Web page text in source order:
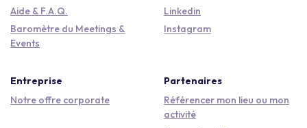
Aide & F.A.Q.
Baromètre du Meetings &
Events
Linkedin
Instagram
Entreprise
Notre offre corporate
Partenaires
Référencer mon lieu ou mon
activité